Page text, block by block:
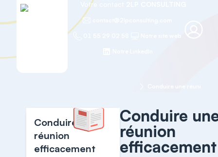
Votre contact
Conduire une
réunion
efficacement
Conduire
réunion
efficacement